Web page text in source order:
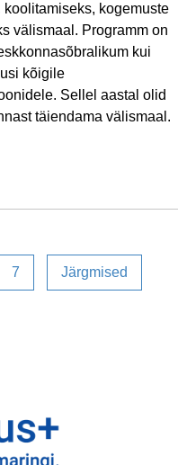
kogemuste
välismaal. Programm on
kui
kõigile
Sellel aastal olid
täiendama välismaal.
7 Järgmised